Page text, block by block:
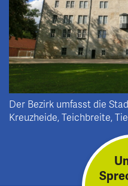
Der Bezirk umfasst die
Kreuzheide, Teichbreite,